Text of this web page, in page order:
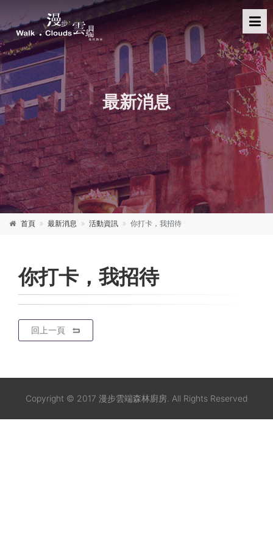
最新消息
首頁 最新消息 活動資訊 你打卡，我招待
你打卡，我招待
回上一頁
Copyright © 2017 漫步雲端森林廚房. All Rights Reserved